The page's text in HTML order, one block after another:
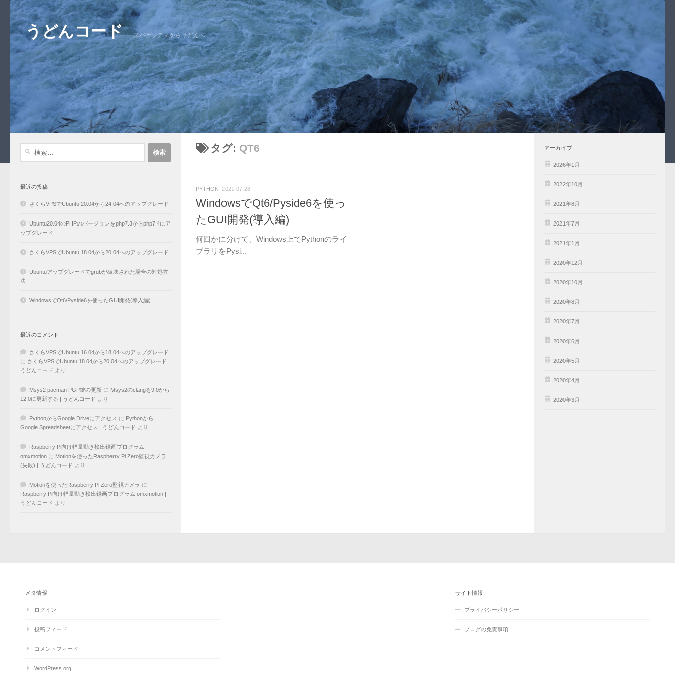
コンテンツへスキップ
うどんコード スパゲッティからうどんへ
タグ: QT6
PYTHON 2021-07-28
WindowsでQt6/Pyside6を使っ
たGUI開発(導入編)
何回かに分けて、Windows上でPythonのライ
ブラリをPysi...
最近の投稿
さくらVPSでUbuntu 20.04から24.04へのアップグレード
Ubuntu20.04のPHPのバージョンをphp7.3からphp7.4にア
ップグレード
さくらVPSでUbuntu 18.04から20.04へのアップグレード
Ubuntuアップグレードでgrubが破壊された場合の対処方
法
WindowsでQt6/Pyside6を使ったGUI開発(導入編)
最近のコメント
さくらVPSでUbuntu 16.04から18.04へのアップグレード
に さくらVPSでUbuntu 18.04から20.04へのアップグレード |
うどんコード より
Msys2 pacman PGP鍵の更新 に Msys2のclangを9.0から
12.0に更新する | うどんコード より
PythonからGoogle Driveにアクセス に Pythonから
Google Spreadsheetにアクセス | うどんコード より
Raspberry Pi向け軽量動き検出録画プログラム
omxmotion に Motionを使ったRaspberry Pi Zero監視カメラ
(失敗) | うどんコード より
Motionを使ったRaspberry Pi Zero監視カメラ に
Raspberry Pi向け軽量動き検出録画プログラム omxmotion |
うどんコード より
アーカイブ
2026年1月
2022年10月
2021年8月
2021年7月
2021年1月
2020年12月
2020年10月
2020年8月
2020年7月
2020年6月
2020年5月
2020年4月
2020年3月
メタ情報
ログイン
投稿フィード
コメントフィード
WordPress.org
サイト情報
プライバシーポリシー
ブログの免責事項